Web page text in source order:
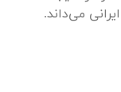
می‌داند.